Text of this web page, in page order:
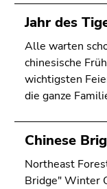
Hauptnavigation
(Zugriffstaste
3)
Zur
Unternavigation
(Zugriffstaste
Zu
den
(Zugriffstaste
Jahr des
Alle warten
chinesische
wichtigsten
die ganze
Chinese
Northeast
Bridge" Winter